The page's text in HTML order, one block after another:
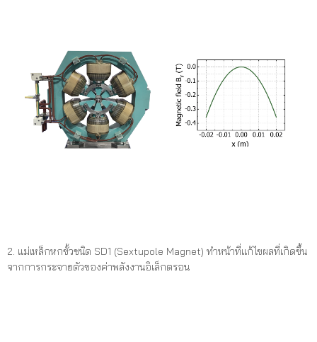
2. แม่เหล็กหกขั้วชนิด SD1 (Sextupole Magnet) ทำหน้าที่แก้ไขผลที่เกิดขึ้น
จากการกระจายตัวของค่าพลังงานอิเล็กตรอน